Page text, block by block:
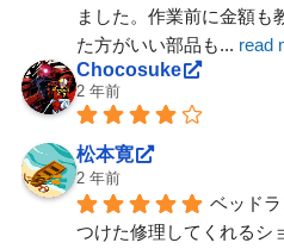
ました。作業前に金額も
た方がいい部品も... read
Chocosuke
2 年前
松本寛
2 年前
ベッド
つけた修理してくれるシ